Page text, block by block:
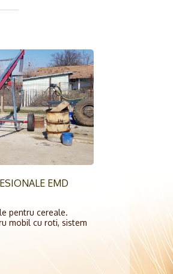
EMD
pentru cereale.
mobil cu roti, sistem